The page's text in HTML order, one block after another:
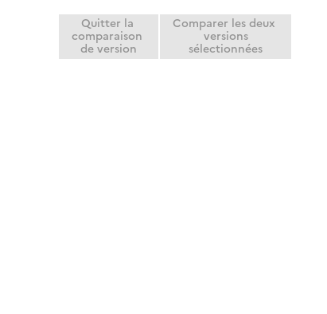
r
Quitter la
comparaison
de version
Comparer les deux
versions
sélectionnées